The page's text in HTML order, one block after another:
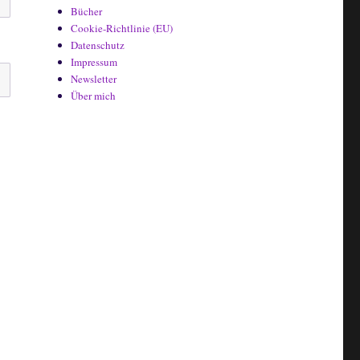
Bücher
Cookie-Richtlinie (EU)
Datenschutz
Impressum
Newsletter
Über mich